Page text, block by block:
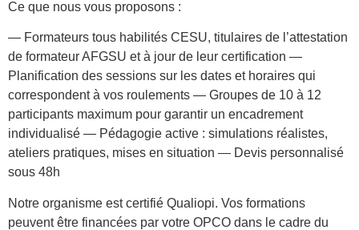
Ce que nous vous proposons :
— Formateurs tous habilités CESU, titulaires de l’attestation
de formateur AFGSU et à jour de leur certification —
Planification des sessions sur les dates et horaires qui
correspondent à vos roulements — Groupes de 10 à 12
participants maximum pour garantir un encadrement
individualisé — Pédagogie active : simulations réalistes,
ateliers pratiques, mises en situation — Devis personnalisé
sous 48h
Notre organisme est certifié Qualiopi. Vos formations
peuvent être financées par votre OPCO dans le cadre du